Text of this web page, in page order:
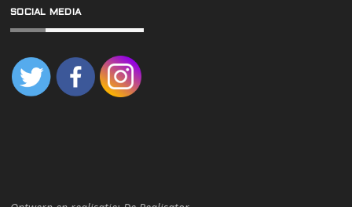
SOCIAL MEDIA